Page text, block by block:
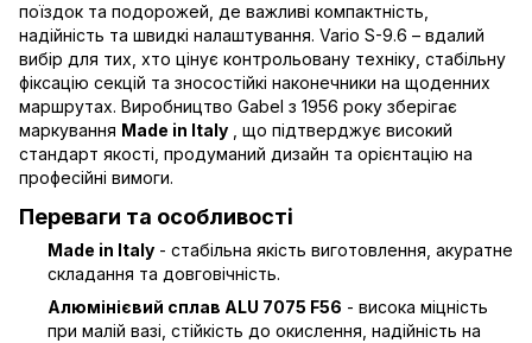
поїздок та подорожей, де важливі компактність,
надійність та швидкі налаштування. Vario S-9.6 – вдалий
вибір для тих, хто цінує контрольовану техніку, стабільну
фіксацію секцій та зносостійкі наконечники на щоденних
маршрутах. Виробництво Gabel з 1956 року зберігає
маркування Made in Italy , що підтверджує високий
стандарт якості, продуманий дизайн та орієнтацію на
професійні вимоги.
Переваги та особливості
Made in Italy - стабільна якість виготовлення, акуратне
складання та довговічність.
Алюмінієвий сплав ALU 7075 F56 - висока міцність
при малій вазі, стійкість до окислення, надійність на